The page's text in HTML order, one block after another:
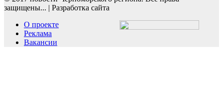
защищены... | Разработка сайта
О проекте
Реклама
Вакансии